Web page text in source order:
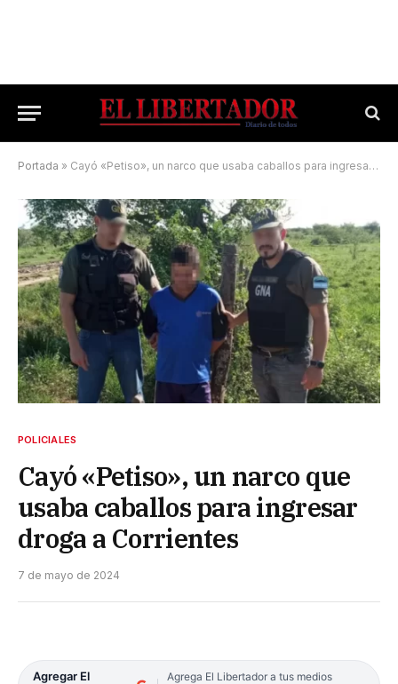
Portada » Cayó «Petiso», un narco que usaba caballos para ingresar droga a Corrientes
POLICIALES
Cayó «Petiso», un narco que
usaba caballos para ingresar
droga a Corrientes
7 de mayo de 2024
Agregar El
Agrega El Libertador a tus medios